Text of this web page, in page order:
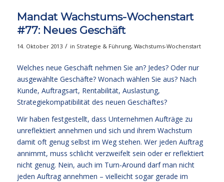
Mandat Wachstums-Wochenstart
#77: Neues Geschäft
14. Oktober 2013 / in Strategie & Führung, Wachstums-Wochenstart
Welches neue Geschäft nehmen Sie an? Jedes? Oder nur
ausgewählte Geschäfte? Wonach wählen Sie aus? Nach
Kunde, Auftragsart, Rentabilität, Auslastung,
Strategiekompatibilität des neuen Geschäftes?
Wir haben festgestellt, dass Unternehmen Aufträge zu
unreflektiert annehmen und sich und ihrem Wachstum
damit oft genug selbst im Weg stehen. Wer jeden Auftrag
annimmt, muss schlicht verzweifelt sein oder er reflektiert
nicht genug. Nein, auch im Turn-Around darf man nicht
jeden Auftrag annehmen – vielleicht sogar gerade im